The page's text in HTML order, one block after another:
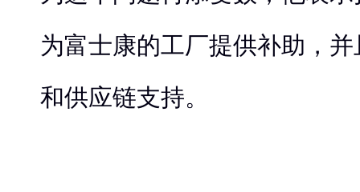
为富士康的工厂提供补助，
和供应链支持。